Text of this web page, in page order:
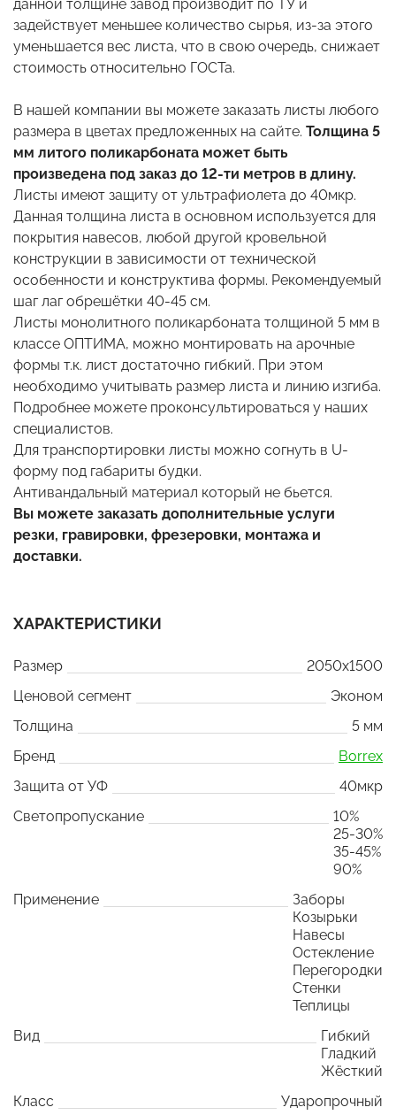
данной толщине завод производит по ТУ и
задействует меньшее количество сырья, из-за этого
уменьшается вес листа, что в свою очередь, снижает
стоимость относительно ГОСТа.
В нашей компании вы можете заказать листы любого
размера в цветах предложенных на сайте. Толщина 5
мм литого поликарбоната может быть
произведена под заказ до 12-ти метров в длину.
Листы имеют защиту от ультрафиолета до 40мкр.
Данная толщина листа в основном используется для
покрытия навесов, любой другой кровельной
конструкции в зависимости от технической
особенности и конструктива формы. Рекомендуемый
шаг лаг обрешётки 40-45 см.
Листы монолитного поликарбоната толщиной 5 мм в
классе ОПТИМА, можно монтировать на арочные
формы т.к. лист достаточно гибкий. При этом
необходимо учитывать размер листа и линию изгиба.
Подробнее можете проконсультироваться у наших
специалистов.
Для транспортировки листы можно согнуть в U-
форму под габариты будки.
Антивандальный материал который не бьется.
Вы можете заказать дополнительные услуги
резки, гравировки, фрезеровки, монтажа и
доставки.
ХАРАКТЕРИСТИКИ
Размер
2050x1500
Ценовой сегмент
Эконом
Толщина
5 мм
Бренд
Borrex
Защита от УФ
40мкр
Светопропускание
10%
25-30%
35-45%
90%
Применение
Заборы
Козырьки
Навесы
Остекление
Перегородки
Стенки
Теплицы
Вид
Гибкий
Гладкий
Жёсткий
Класс
Ударопрочный